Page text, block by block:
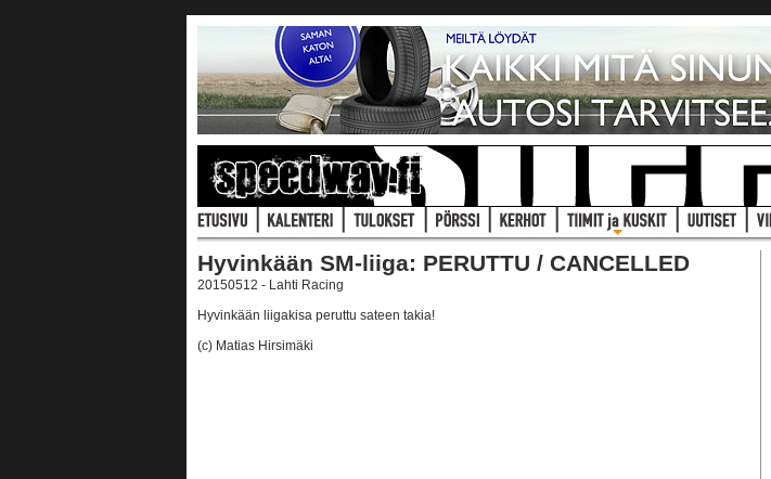
Hyvinkään SM-liiga: PERUTTU / CANCELLED
20150512 - Lahti Racing
Hyvinkään liigakisa peruttu sateen takia!
(c) Matias Hirsimäki